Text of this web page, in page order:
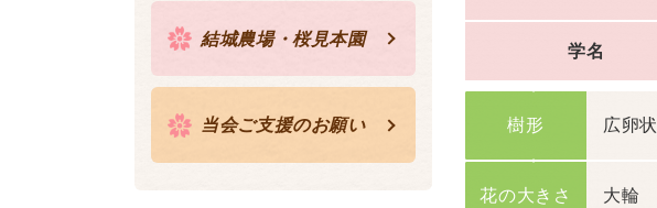
結城農場・桜見本園
当会ご支援のお願い
学名
樹形 広卵状
花の大きさ 大輪